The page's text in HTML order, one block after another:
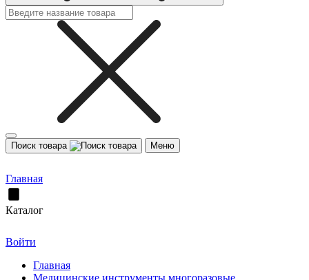
Поиск товара Меню
Главная
Каталог
Войти
Главная
Медицинские инструменты многоразовые